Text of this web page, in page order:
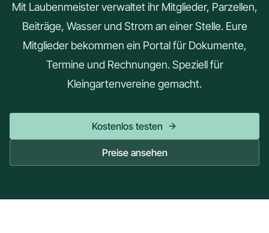
Mit Laubenmeister verwaltet ihr Mitglieder, Parzellen,
Beiträge, Wasser und Strom an einer Stelle. Eure
Mitglieder bekommen ein Portal für Dokumente,
Termine und Rechnungen. Speziell für
Kleingartenvereine gemacht.
Kostenlos testen
Preise ansehen